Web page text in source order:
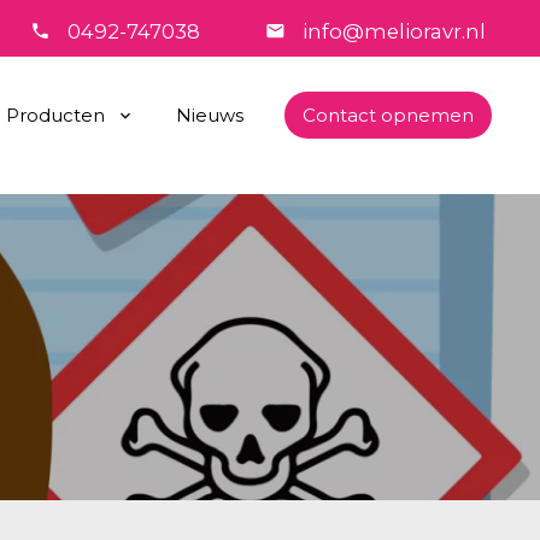
0492-747038 info@melioravr.nl
Producten Nieuws Contact opnemen